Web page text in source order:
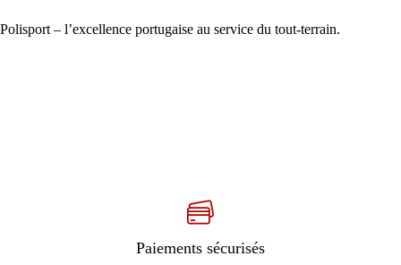
Polisport – l’excellence portugaise au service du tout-terrain.
Paiements sécurisés